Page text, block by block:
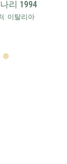
리 1994
: 이탈리아